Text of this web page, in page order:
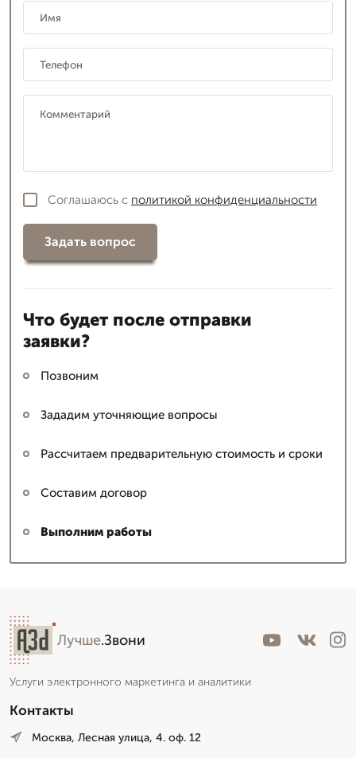
Соглашаюсь с политикой конфиденциальности
Задать вопрос
Что будет после отправки
заявки?
Позвоним
Зададим уточняющие вопросы
Рассчитаем предварительную стоимость и сроки
Составим договор
Выполним работы
Лучше.Звони
Услуги электронного маркетинга и аналитики
Контакты
Москва, Лесная улица, 4. оф. 12